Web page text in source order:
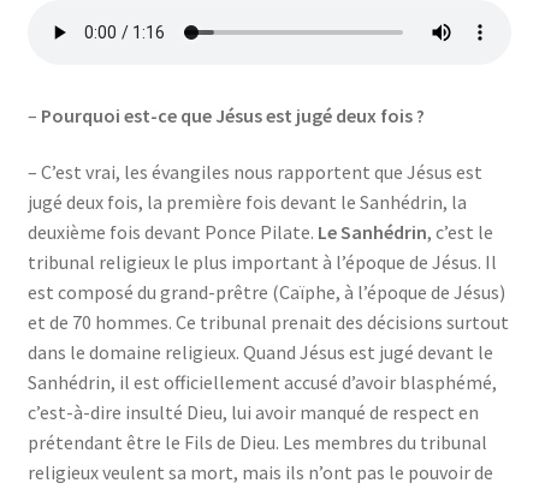
– Pourquoi est-ce que Jésus est jugé deux fois ?
– C’est vrai, les évangiles nous rapportent que Jésus est
jugé deux fois, la première fois devant le Sanhédrin, la
deuxième fois devant Ponce Pilate. Le Sanhédrin, c’est le
tribunal religieux le plus important à l’époque de Jésus. Il
est composé du grand-prêtre (Caïphe, à l’époque de Jésus)
et de 70 hommes. Ce tribunal prenait des décisions surtout
dans le domaine religieux. Quand Jésus est jugé devant le
Sanhédrin, il est officiellement accusé d’avoir blasphémé,
c’est-à-dire insulté Dieu, lui avoir manqué de respect en
prétendant être le Fils de Dieu. Les membres du tribunal
religieux veulent sa mort, mais ils n’ont pas le pouvoir de